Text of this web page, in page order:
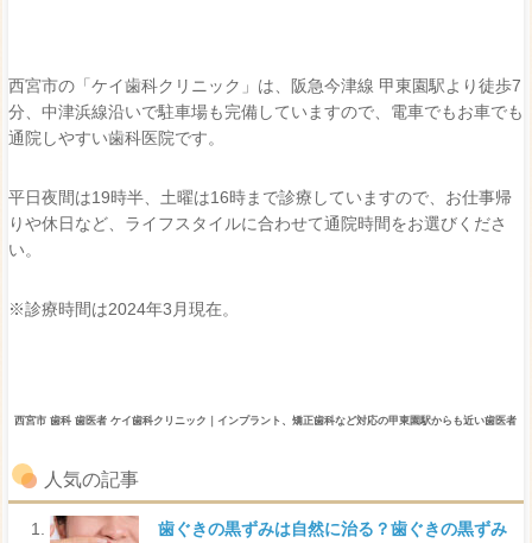
西宮市の「ケイ歯科クリニック」は、阪急今津線 甲東園駅より徒歩7
分、中津浜線沿いで駐車場も完備していますので、電車でもお車でも
通院しやすい歯科医院です。
平日夜間は19時半、土曜は16時まで診療していますので、お仕事帰
りや休日など、ライフスタイルに合わせて通院時間をお選びくださ
い。
※診療時間は2024年3月現在。
西宮市 歯科 歯医者 ケイ歯科クリニック｜インプラント、矯正歯科など対応の甲東園駅からも近い歯医者
人気の記事
歯ぐきの黒ずみは自然に治る？歯ぐきの黒ずみ